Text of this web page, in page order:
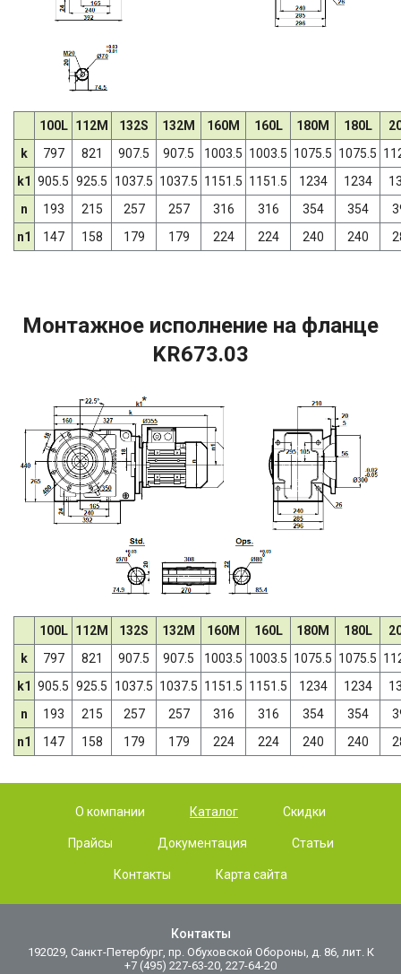
100L 112M 132S 132M 160M 160L 180M 180L
k
797 821 907.5 907.5 1003.5 1003.5 1075.5 1075.5
k1 905.5 925.5 1037.5 1037.5 1151.5 1151.5 1234 1234
n
193 215 257 257 316 316 354 354
n1
147 158 179 179 224 224 240 240
Монтажное исполнение на фланце
KR673.03
100L 112M 132S 132M 160M 160L 180M 180L
k
797 821 907.5 907.5 1003.5 1003.5 1075.5 1075.5
k1
905.5 925.5 1037.5 1037.5 1151.5 1151.5 1234 1234
n
193 215 257 257 316 316 354 354
n1
147 158 179 179 224 224 240 240
О компании Каталог Скидки
Прайсы Документация Статьи
Контакты Карта сайта
Контакты
192029, Санкт-Петербург, пр. Обуховской Обороны, д. 86, лит. К
+7 (495) 227-63-20, 227-64-20